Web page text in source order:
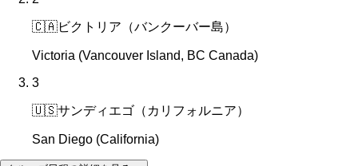
🇨🇦ビクトリア（バンクーバー島）
Victoria (Vancouver Island, BC Canada)
3
🇺🇸サンディエゴ（カリフォルニア）
San Diego (California)